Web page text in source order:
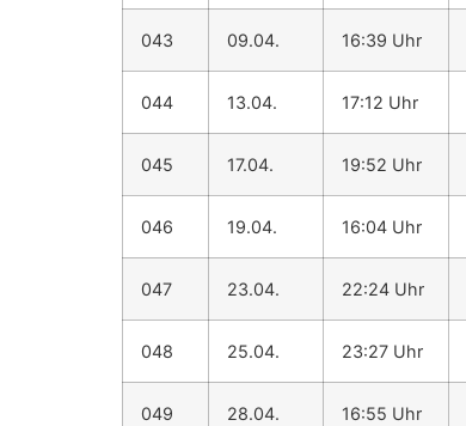
043 09.04. 16:39 Uhr
044 13.04. 17:12 Uhr
045 17.04. 19:52 Uhr
046 19.04. 16:04 Uhr
047 23.04. 22:24 Uhr
048 25.04. 23:27 Uhr
049 28.04. 16:55 Uhr